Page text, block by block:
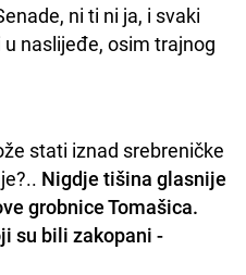
ni ti ni ja, i svaki
naslijeđe, osim trajnog
stati iznad srebreničke
Nigdje tišina glasnije
grobnice Tomašica.
su bili zakopani -